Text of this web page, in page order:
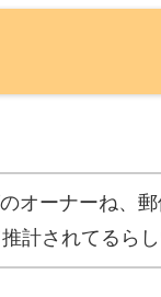
オーナーね、
計されてるらし